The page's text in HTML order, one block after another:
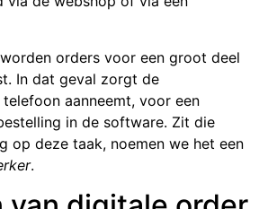
orders voor een groot deel
In dat geval zorgt de
aanneemt, voor een
in de software. Zit die
op deze taak, noemen we het een
.